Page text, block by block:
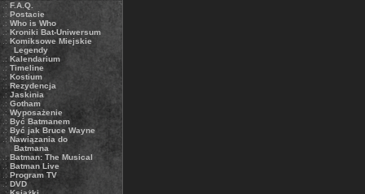
.: F.A.Q.
.: Postacie
.: Who is Who
.:Kroniki Bat-Uniwersum
.: Komiksowe Miejskie
Legendy
.: Kalendarium
.: Timeline
.: Kostium
.: Rezydencja
.: Jaskinia
.: Gotham
.:Wyposażenie
.: Być Batmanem
.: Być jak Bruce Wayne
.: Nawiązania do
Batmana
.:Batman: The Musical
.: Batman Live
.: Program TV
.: DVD